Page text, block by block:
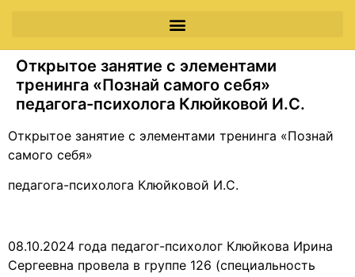
Открытое занятие с элементами
тренинга «Познай самого себя»
педагога-психолога Клюйковой И.С.
Открытое занятие с элементами тренинга «Познай
самого себя»
педагога-психолога Клюйковой И.С.
08.10.2024 года педагог-психолог Клюйкова Ирина
Сергеевна провела в группе 126 (специальность